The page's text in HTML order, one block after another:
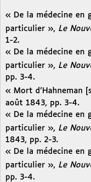
« De la médecine en
particulier », Le
1-2.
« De la médecine en
particulier », Le
pp. 3-4.
« Mort d’Hahneman
août 1843, pp. 3-4.
« De la médecine en
particulier », Le
1843, pp. 2-3.
« De la médecine en
particulier », Le
pp. 3-4.